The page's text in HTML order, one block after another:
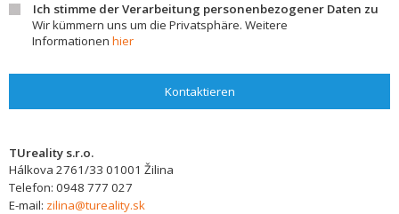
Ich stimme der Verarbeitung personenbezogener Daten zu
Wir kümmern uns um die Privatsphäre. Weitere
Informationen hier
Kontaktieren
TUreality s.r.o.
Hálkova 2761/33 01001 Žilina
Telefon: 0948 777 027
E-mail: zilina@tureality.sk